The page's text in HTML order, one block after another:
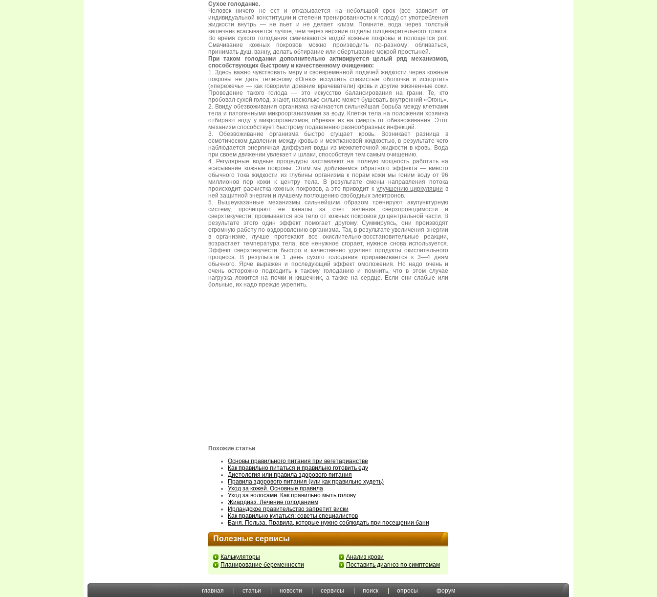
Сухое голодание.
Человек ничего не ест и отказывается на небольшой срок (все зависит от
индивидуальной конституции и степени тренированности к голоду) от употребления
жидкости внутрь — не пьет и не делает клизм. Помните, вода через толстый
кишечник всасывается лучше, чем через верхние отделы пищеварительного тракта.
Во время сухого голодания смачиваются водой кожные покровы и полощется рот.
Смачивание кожных покровов можно производить по-разному: обливаться,
принимать душ, ванну, делать обтирание или обертывание мокрой простыней.
При таком голодании дополнительно активируется целый ряд механизмов,
способствующих быстрому и качественному очищению:
1. Здесь важно чувствовать меру и своевременной подачей жидкости через кожные
покровы не дать телесному «Огню» иссушить слизистые оболочки и испортить
(«пережечь» — как говорили древние врачеватели) кровь и другие жизненные соки.
Проведение такого голода — это искусство балансирования на грани. Те, кто
пробовал сухой голод, знают, насколько сильно может бушевать внутренний «Огонь».
2. Ввиду обезвоживания организма начинается сильнейшая борьба между клетками
тела и патогенными микроорганизмами за воду. Клетки тела на положении хозяина
отбирают воду у микроорганизмов, обрекая их насмерть от обезвоживания. Этот
механизм способствует быстрому подавлению разнообразных инфекций.
3. Обезвоживание организма быстро сгущает кровь. Возникает разница в
осмотическом давлении между кровью и межтканевой жидкостью, в результате чего
наблюдается энергичная диффузия воды из межклеточной жидкости в кровь. Вода
при своем движении увлекает и шлаки, способствуя тем самым очищению.
4. Регулярные водные процедуры заставляют на полную мощность работать на
всасывание кожные покровы. Этим мы добиваемся обратного эффекта — вместо
обычного тока жидкости из глубины организма к порам кожи мы гоним воду от 96
миллионов пор кожи к центру тела. В результате смены направления потока
происходит расчистка кожных покровов, а это приводит к улучшению циркуляции в
ней защитной энергии и лучшему поглощению свободных электронов.
5. Вышеуказанные механизмы сильнейшим образом тренируют акупунктурную
систему, прочищают ее каналы за счет явления сверхпроводимости и
сверхтекучести; промывается все тело от кожных покровов до центральной части. В
результате этого один эффект помогает другому. Суммируясь, они производят
огромную работу по оздоровлению организма. Так, в результате увеличения энергии
в организме, лучше протекают все окислительно-восстановительные реакции,
возрастает температура тела, все ненужное сгорает, нужное снова используется.
Эффект сверхтекучести быстро и качественно удаляет продукты окислительного
процесса. В результате 1 день сухого голодания приравнивается к 3—4 дням
обычного. Ярче выражен и последующий эффект омоложения. Но надо очень и
очень осторожно подходить к такому голоданию и помнить, что в этом случае
нагрузка ложится на почки и кишечник, а также на сердце. Если они слабые или
больные, их надо прежде укрепить.
Похожие статьи
Основы правильного питания при вегетарианстве
Как правильно питаться и правильно готовить еду
Диетология или правила здорового питания
Правила здорового питания (или как правильно худеть)
Уход за кожей. Основные правила
Уход за волосами. Как правильно мыть голову
Жиардиаз. Лечение голоданием
Ирландское правительство запретит виски
Как правильно купаться: советы специалистов
Баня. Польза. Правила, которые нужно соблюдать при посещении бани
Полезные сервисы
Калькуляторы
Планирование беременности
Анализ крови
Поставить диагноз по симптомам
главная статьи новости сервисы поиск опросы форум